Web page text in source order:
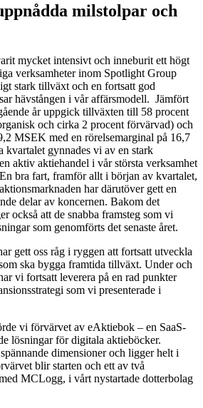
milstolpar och
mycket intensivt och inneburit ett högt
verksamheter inom Spotlight Group
stark tillväxt och en fortsatt god
hävstången i vår affärsmodell. Jämfört
år uppgick tillväxten till 58 procent
och cirka 2 procent förvärvad) och
MSEK med en rörelsemarginal på 16,7
kvartalet gynnades vi av en stark
aktiv aktiehandel i vår största verksamhet
bra fart, framför allt i början av kvartalet,
har därutöver gett en
delar av koncernen. Bakom det
också att de snabba framsteg som vi
som genomförts det senaste året.
gett oss råg i ryggen att fortsatt utveckla
ska bygga framtida tillväxt. Under och
vi fortsatt leverera på en rad punkter
som vi presenterade i
vi förvärvet av eAktiebok – en SaaS-
lösningar för digitala aktieböcker.
dimensioner och ligger helt i
blir starten och ett av två
MCLogg, i vårt nystartade dotterbolag